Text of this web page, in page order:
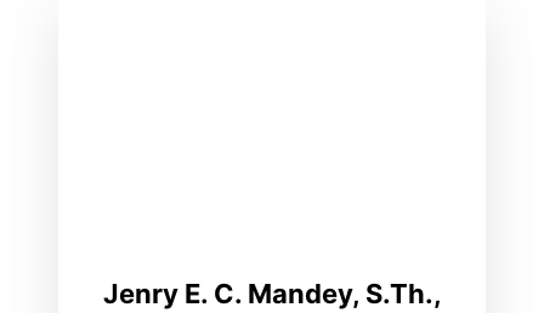
Jenry E. C. Mandey, S.Th.,